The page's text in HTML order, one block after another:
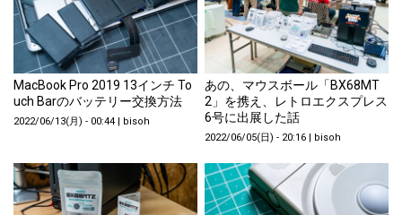
MacBook Pro 2019 13インチ To
uch Barのバッテリー交換方法
2022/06/13(月) - 00:44 bisoh
あの、マウスボール「BX68MT
2」を携え、レトロエクスプレス
6号に出展した話
2022/06/05(日) - 20:16 bisoh